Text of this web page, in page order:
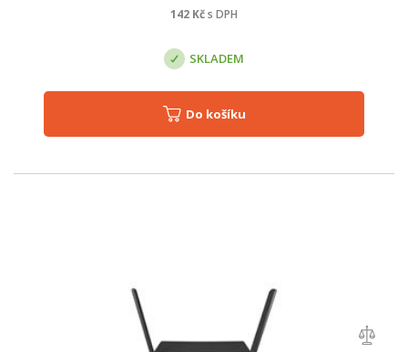
142 Kčs DPH
SKLADEM
Do košíku